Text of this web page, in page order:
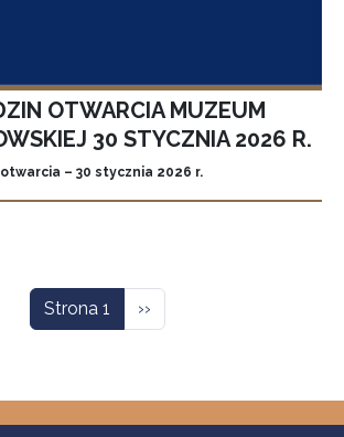
OTWARCIA MUZEUM
30 STYCZNIA 2026 R.
– 30 stycznia 2026 r.
Strona 1 Następna strona
››